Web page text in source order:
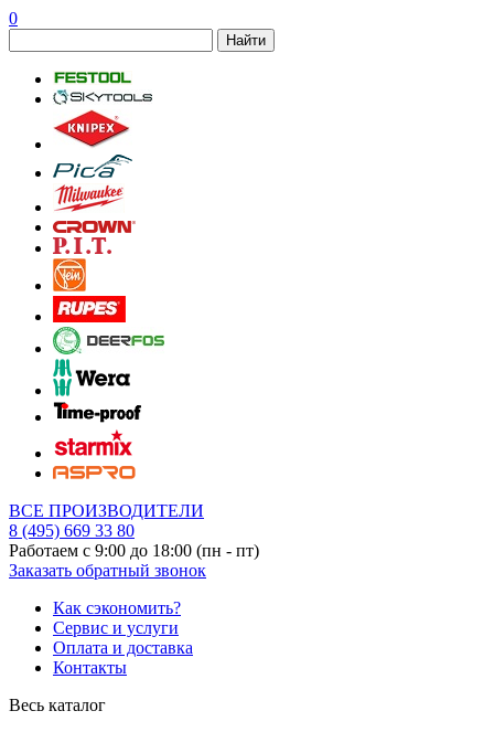
0
Найти
ВСЕ ПРОИЗВОДИТЕЛИ
8 (495) 669 33 80
Работаем с 9:00 до 18:00 (пн - пт)
Заказать обратный звонок
Как сэкономить?
Сервис и услуги
Оплата и доставка
Контакты
Весь каталог